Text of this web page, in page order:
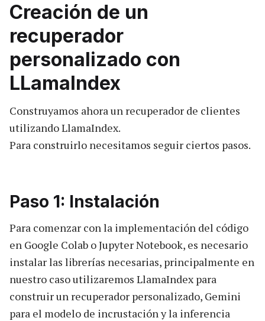
Creación de un
recuperador
personalizado con
LLamaIndex
Construyamos ahora un recuperador de clientes
utilizando LlamaIndex.
Para construirlo necesitamos seguir ciertos pasos.
Paso 1: Instalación
Para comenzar con la implementación del código
en Google Colab o Jupyter Notebook, es necesario
instalar las librerías necesarias, principalmente en
nuestro caso utilizaremos LlamaIndex para
construir un recuperador personalizado, Gemini
para el modelo de incrustación y la inferencia